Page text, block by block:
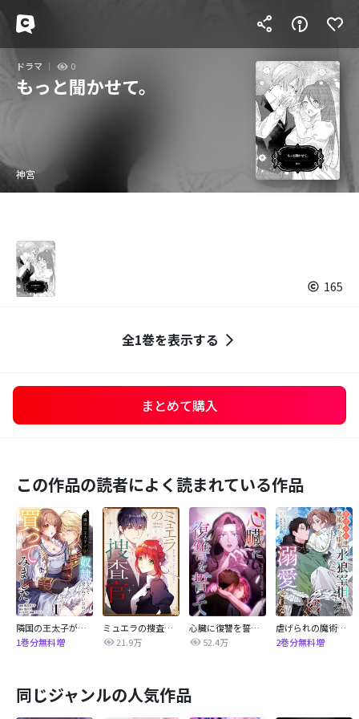
ドラマ 0
もっと聞かせて。
神宮
165
全1巻を表示する
まとめて購入
この作品の読者によく読まれている作品
隣国の王太子が奴隷として売られていたので買ってみました【単話】
1巻分無料増
ミュエラの捜査官【タテヨミ】
21.9万
心臓に復讐を誓って
52.4万
虐げられの魔術師令嬢は、『氷狼宰相』様に溺愛される【単話】
2巻分無料増
同じジャンルの人気作品